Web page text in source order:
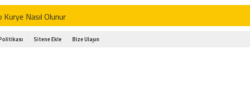
Nasıl Olunur
Bakteri Vibrio Bakterisi
Kimdir
Aktürkoğlu Kimdir
Sitene Ekle Bize Ulaşın